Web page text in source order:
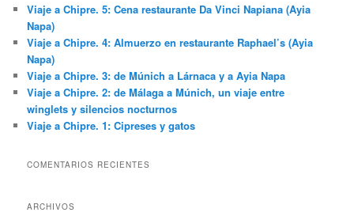
r
Viaje a Chipre. 5: Cena restaurante Da Vinci Napiana (Ayia
Napa)
Viaje a Chipre. 4: Almuerzo en restaurante Raphael’s (Ayia
Napa)
Viaje a Chipre. 3: de Múnich a Lárnaca y a Ayia Napa
Viaje a Chipre. 2: de Málaga a Múnich, un viaje entre
winglets y silencios nocturnos
Viaje a Chipre. 1: Cipreses y gatos
COMENTARIOS RECIENTES
ARCHIVOS